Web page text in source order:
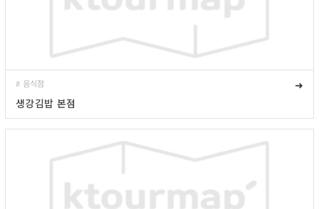
# 음식점
➜
생강김밥 본점